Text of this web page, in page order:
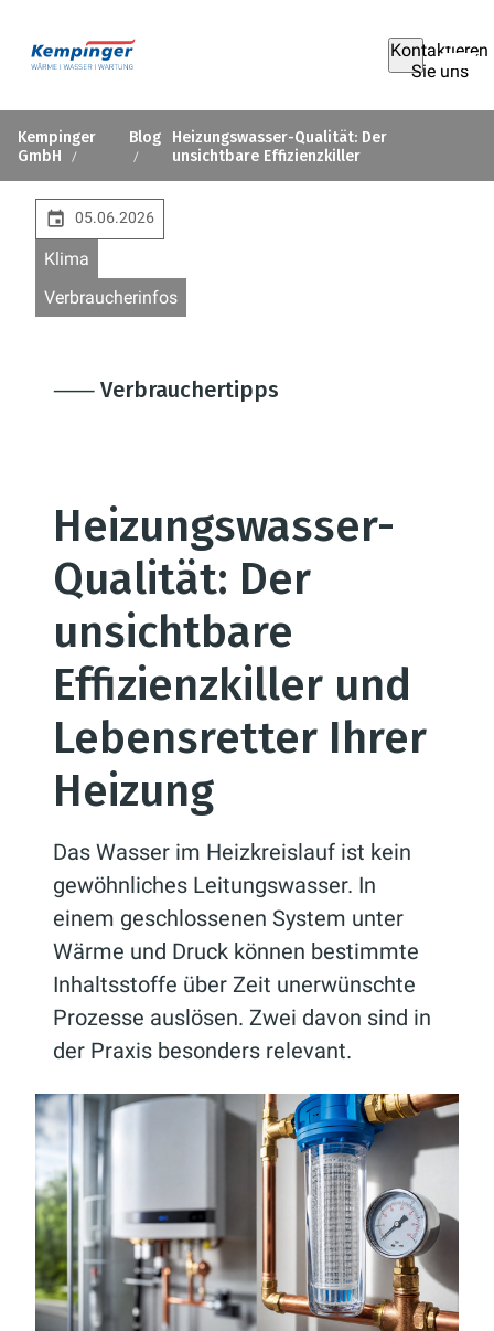
Kontaktieren
Sie uns
Kempinger
GmbH
Blog
Heizungswasser-Qualität: Der
unsichtbare Effizienzkiller
05.06.2026
Klima
Verbraucherinfos
⸺ Verbrauchertipps
Heizungswasser-
Qualität: Der
unsichtbare
Effizienzkiller und
Lebensretter Ihrer
Heizung
Das Wasser im Heizkreislauf ist kein
gewöhnliches Leitungswasser. In
einem geschlossenen System unter
Wärme und Druck können bestimmte
Inhaltsstoffe über Zeit unerwünschte
Prozesse auslösen. Zwei davon sind in
der Praxis besonders relevant.